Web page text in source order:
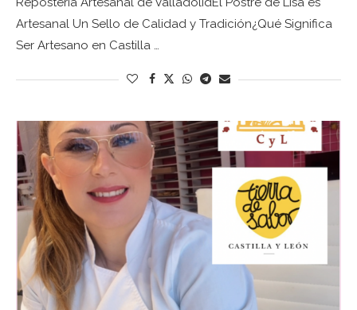
Artesanal Un Sello de Calidad y Tradición¿Qué Significa
Ser Artesano en Castilla …